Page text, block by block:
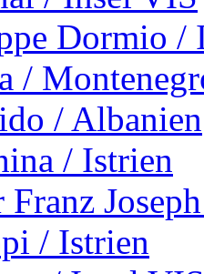
Dormio /
/
/ Albanien
/ Istrien
Franz
/ Istrien